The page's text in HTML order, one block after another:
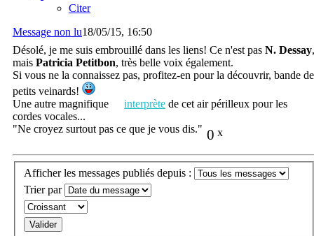
Citer
Message non lu18/05/15, 16:50
Désolé, je me suis embrouillé dans les liens! Ce n'est pas N. Dessay,
mais Patricia Petitbon, très belle voix également.
Si vous ne la connaissez pas, profitez-en pour la découvrir, bande de
petits veinards!
Une autre magnifique
interprète de cet air périlleux pour les
cordes vocales...
0 x
"Ne croyez surtout pas ce que je vous dis."
Afficher les messages publiés depuis :
Trier par